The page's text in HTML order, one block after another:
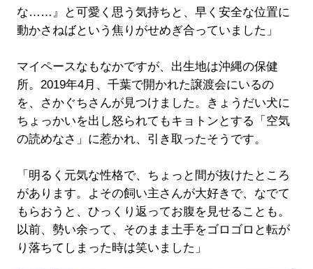
な……』と可愛く思う気持ちと、早く安全な位置に
動かさねばという焦りがせめぎ合っていました」
マイペースなもなかですが、出生地は沖縄の保健
所。2019年4月、千葉で開かれた譲渡会にいるの
を、さかぐちさんが見つけました。きょうだい犬に
ちょっかいを出し怒られてもキョトンとする「空気
の読めなさ」に惹かれ、引き取ったそうです。
「明るく元気な性格で、ちょっと間が抜けたところ
があります。よその飼い主さんが大好きで、なでて
もらおうと、ひっくり返ってお腹を見せることも。
以前、勢い余って、そのまま土手をゴロゴロと転が
り落ちてしまった時は笑いました」